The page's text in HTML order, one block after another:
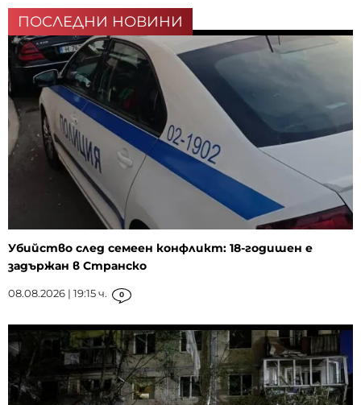
ПОСЛЕДНИ НОВИНИ
Убийство след семеен конфликт: 18-годишен е
задържан в Странско
08.08.2026 | 19:15 ч. 0